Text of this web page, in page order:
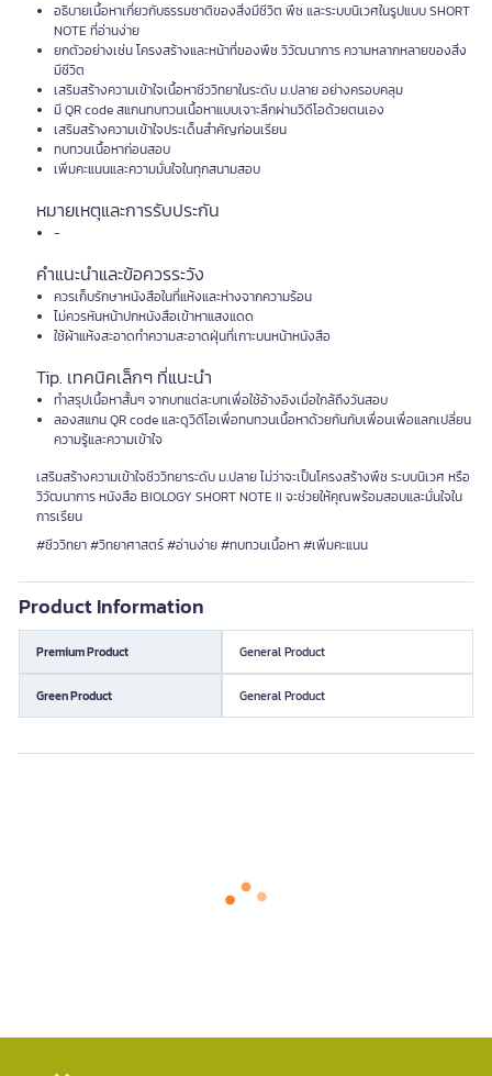
อธิบายเนื้อหาเกี่ยวกับธรรมชาติของสิ่งมีชีวิต พืช และระบบนิเวศในรูปแบบ SHORT
NOTE ที่อ่านง่าย
ยกตัวอย่างเช่น โครงสร้างและหน้าที่ของพืช วิวัฒนาการ ความหลากหลายของสิ่ง
มีชีวิต
เสริมสร้างความเข้าใจเนื้อหาชีววิทยาในระดับ ม.ปลาย อย่างครอบคลุม
มี QR code สแกนทบทวนเนื้อหาแบบเจาะลึกผ่านวิดีโอด้วยตนเอง
เสริมสร้างความเข้าใจประเด็นสำคัญก่อนเรียน
ทบทวนเนื้อหาก่อนสอบ
เพิ่มคะแนนและความมั่นใจในทุกสนามสอบ
หมายเหตุและการรับประกัน
-
คำแนะนำและข้อควรระวัง
ควรเก็บรักษาหนังสือในที่แห้งและห่างจากความร้อน
ไม่ควรหันหน้าปกหนังสือเข้าหาแสงแดด
ใช้ผ้าแห้งสะอาดทำความสะอาดฝุ่นที่เกาะบนหน้าหนังสือ
Tip. เทคนิคเล็กๆ ที่แนะนำ
ทำสรุปเนื้อหาสั้นๆ จากบทแต่ละบทเพื่อใช้อ้างอิงเมื่อใกล้ถึงวันสอบ
ลองสแกน QR code และดูวิดีโอเพื่อทบทวนเนื้อหาด้วยกันกับเพื่อนเพื่อแลกเปลี่ยน
ความรู้และความเข้าใจ
เสริมสร้างความเข้าใจชีววิทยาระดับ ม.ปลาย ไม่ว่าจะเป็นโครงสร้างพืช ระบบนิเวศ หรือ
วิวัฒนาการ หนังสือ BIOLOGY SHORT NOTE II จะช่วยให้คุณพร้อมสอบและมั่นใจใน
การเรียน
#ชีววิทยา #วิทยาศาสตร์ #อ่านง่าย #ทบทวนเนื้อหา #เพิ่มคะแนน
Product Information
Premium Product General Product
Green Product General Product